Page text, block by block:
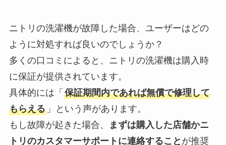
ニトリの洗濯機が故障した場合、ユーザーはどの
ように対処すれば良いのでしょうか？
多くの口コミによると、ニトリの洗濯機は購入時
に保証が提供されています。
具体的には「 保証期間内であれば無償で修理して
もらえる」という声があります。
もし故障が起きた場合、
まずは購入した店舗かニ
トリのカスタマーサポートに連絡すること が推奨